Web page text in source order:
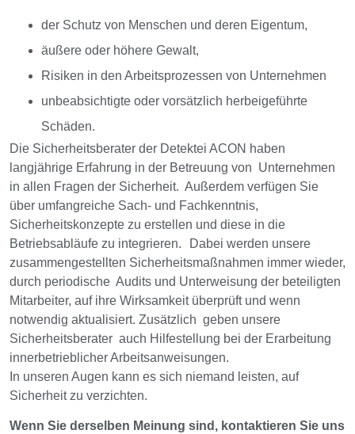
der Schutz von Menschen und deren Eigentum,
äußere oder höhere Gewalt,
Risiken in den Arbeitsprozessen von Unternehmen
unbeabsichtigte oder vorsätzlich herbeigeführte
Schäden.
Die Sicherheitsberater der Detektei ACON haben
langjährige Erfahrung in der Betreuung von Unternehmen
in allen Fragen der Sicherheit. Außerdem verfügen Sie
über umfangreiche Sach- und Fachkenntnis,
Sicherheitskonzepte zu erstellen und diese in die
Betriebsabläufe zu integrieren. Dabei werden unsere
zusammengestellten Sicherheitsmaßnahmen immer wieder,
durch periodische Audits und Unterweisung der beteiligten
Mitarbeiter, auf ihre Wirksamkeit überprüft und wenn
notwendig aktualisiert. Zusätzlich geben unsere
Sicherheitsberater auch Hilfestellung bei der Erarbeitung
innerbetrieblicher Arbeitsanweisungen.
In unseren Augen kann es sich niemand leisten, auf
Sicherheit zu verzichten.
Wenn Sie derselben Meinung sind, kontaktieren Sie uns